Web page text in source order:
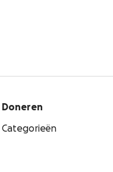
Doneren
Categorieën